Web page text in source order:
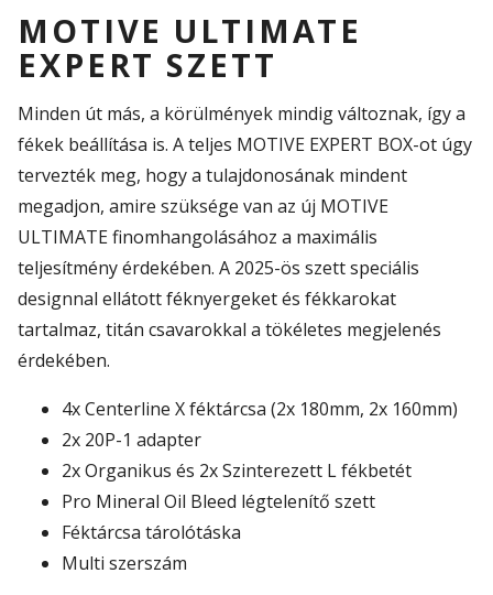
MOTIVE ULTIMATE
EXPERT SZETT
Minden út más, a körülmények mindig változnak, így a
fékek beállítása is. A teljes MOTIVE EXPERT BOX-ot úgy
tervezték meg, hogy a tulajdonosának mindent
megadjon, amire szüksége van az új MOTIVE
ULTIMATE finomhangolásához a maximális
teljesítmény érdekében. A 2025-ös szett speciális
designnal ellátott féknyergeket és fékkarokat
tartalmaz, titán csavarokkal a tökéletes megjelenés
érdekében.
4x Centerline X féktárcsa (2x 180mm, 2x 160mm)
2x 20P-1 adapter
2x Organikus és 2x Szinterezett L fékbetét
Pro Mineral Oil Bleed légtelenítő szett
Féktárcsa tárolótáska
Multi szerszám